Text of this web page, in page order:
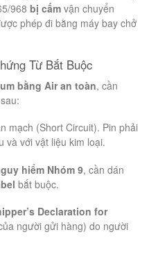
968bị cấm vận chuyển
phép đi bằng máy bay chở
Từ Bắt Buộc
bằng Air an toàn, cần
mạch (Short Circuit). Pin phải
và với vật liệu kim loại.
hiểm Nhóm 9, cần dán
bắt buộc.
Declaration for
người gửi hàng) do người